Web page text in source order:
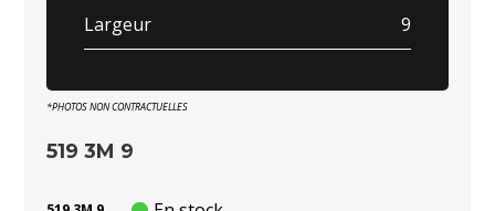
Largeur 9
*PHOTOS NON CONTRACTUELLES
519 3M 9